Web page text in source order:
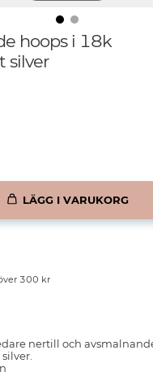
hoops i 18k
silver
LÄGG I VARUKORG
300 kr
nertill och